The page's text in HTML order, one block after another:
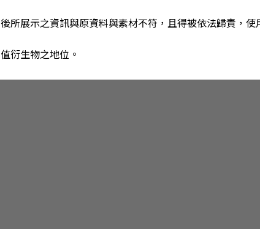
展示之資訊與原資料與素材不符，且得被依法歸責，使
衍生物之地位。